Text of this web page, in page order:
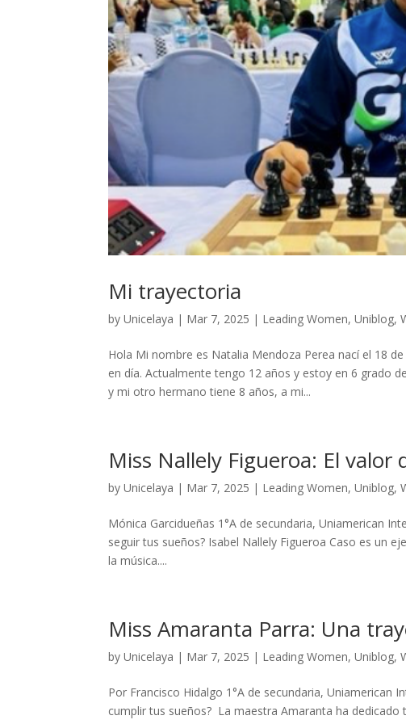
Mi trayectoria
byUnicelaya | Mar 7, 2025 | Leading Women,Uniblog,
Hola Mi nombre es Natalia Mendoza Perea nací el 18
en día. Actualmente tengo 12 años y estoy en 6 grado
y mi otro hermano tiene 8 años, a mi...
Miss Nallely Figueroa: El valor
byUnicelaya | Mar 7, 2025 | Leading Women,Uniblog,
Mónica Garcidueñas 1°A de secundaria, Uniamerican
seguir tus sueños? Isabel Nallely Figueroa Caso es un
la música....
Miss Amaranta Parra: Una
byUnicelaya | Mar 7, 2025 | Leading Women,Uniblog,
Por Francisco Hidalgo 1°A de secundaria,
cumplir tus sueños? La maestra Amaranta ha